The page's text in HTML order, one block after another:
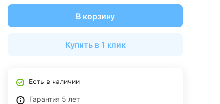
В корзину
Купить в 1 клик
Есть в наличии
Гарантия 5 лет